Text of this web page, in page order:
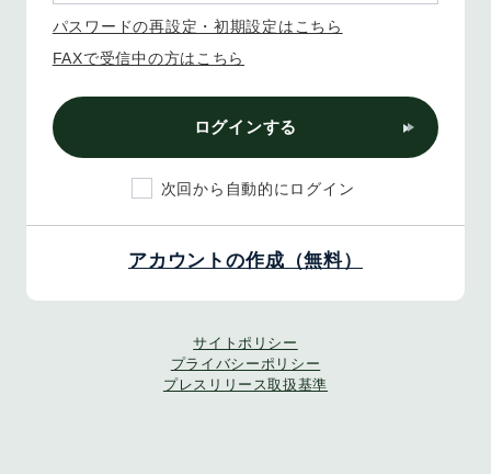
パスワードの再設定・初期設定はこちら
FAXで受信中の方はこちら
ログインする
次回から自動的にログイン
アカウントの作成（無料）
サイトポリシー
プライバシーポリシー
プレスリリース取扱基準